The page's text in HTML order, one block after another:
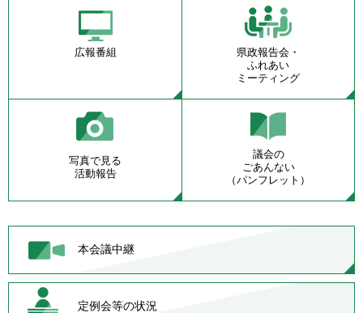
広報番組
県政報告会・
ふれあい
ミーティング
写真で見る
活動報告
議会の
ごあんない
（パンフレット）
本会議中継
定例会等の状況